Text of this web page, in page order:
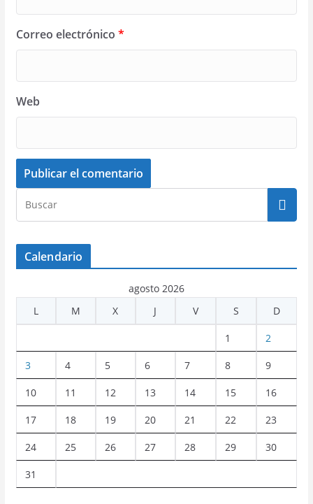
Correo electrónico *
Web
Calendario
agosto 2026
L
M X J V S D
1 2
3 4 5 6 7 8 9
10 11 12 13 14 15 16
17 18 19 20 21 22 23
24 25 26 27 28 29 30
31